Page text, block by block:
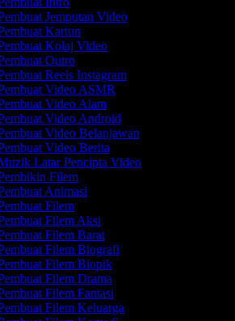
Jemputan Video
Kartun
Kolaj Video
Outro
Reels Instagram
Video ASMR
Video Alam
Video Android
Video Belanjawan
Video Berita
Latar Pencipta Video
Filem
Animasi
Filem
Filem Aksi
Filem Barat
Filem Biografi
Filem Biopik
Filem Drama
Filem Fantasi
Filem Keluarga